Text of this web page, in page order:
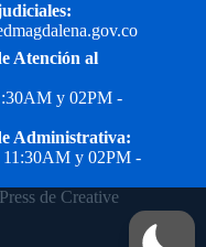
Atención al
y 02PM -
Administrativa:
y 02PM -
de Creative